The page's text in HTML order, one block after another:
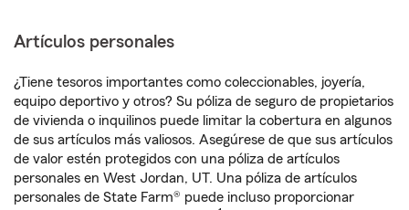
Artículos personales
¿Tiene tesoros importantes como coleccionables, joyería,
equipo deportivo y otros? Su póliza de seguro de propietarios
de vivienda o inquilinos puede limitar la cobertura en algunos
de sus artículos más valiosos. Asegúrese de que sus artículos
de valor estén protegidos con una póliza de artículos
personales en West Jordan, UT. Una póliza de artículos
personales de State Farm® puede incluso proporcionar